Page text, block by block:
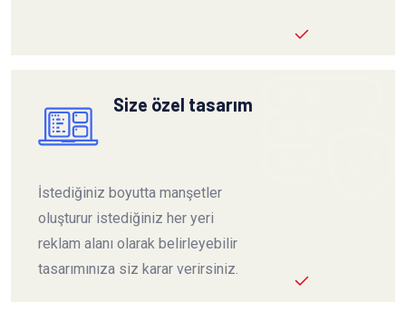
Size özel tasarım
İstediğiniz boyutta manşetler
oluşturur istediğiniz her yeri
reklam alanı olarak belirleyebilir
tasarımınıza siz karar verirsiniz.